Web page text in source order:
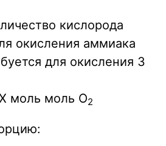
кислорода
окисления аммиака
для окисления 3
моль моль O2